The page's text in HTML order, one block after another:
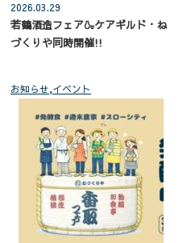
2026.03.29
若鶴酒造フェア🍶ケアギルド・ね
づくりや同時開催!!
お知らせ,イベント